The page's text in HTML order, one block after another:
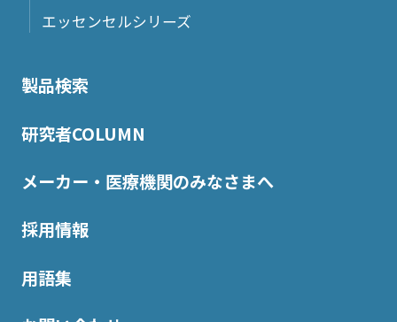
エッセンセルシリーズ
製品検索
研究者COLUMN
メーカー・医療機関のみなさまへ
採用情報
用語集